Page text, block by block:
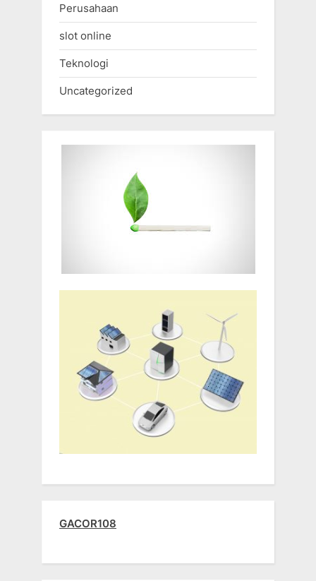
Perusahaan
slot online
Teknologi
Uncategorized
GACOR108